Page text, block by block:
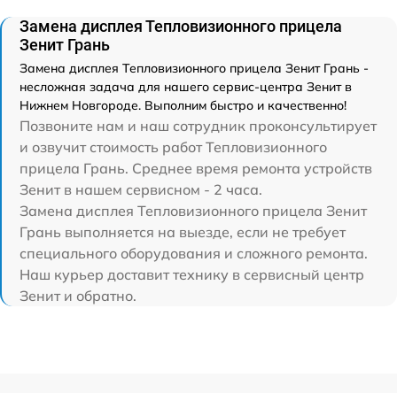
Замена дисплея Тепловизионного прицела
Зенит Грань
Замена дисплея Тепловизионного прицела Зенит Грань -
несложная задача для нашего сервис-центра Зенит в
Нижнем Новгороде. Выполним быстро и качественно!
Позвоните нам и наш сотрудник проконсультирует
и озвучит стоимость работ Тепловизионного
прицела Грань. Среднее время ремонта устройств
Зенит в нашем сервисном - 2 часа.
Замена дисплея Тепловизионного прицела Зенит
Грань выполняется на выезде, если не требует
специального оборудования и сложного ремонта.
Наш курьер доставит технику в сервисный центр
Зенит и обратно.